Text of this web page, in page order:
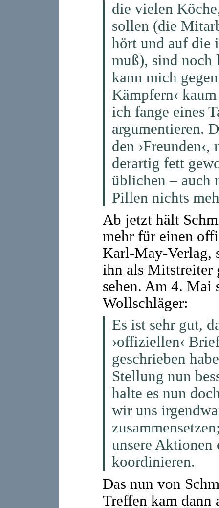
die vielen
sollen (die
hört und auf die
muß), sind noch
kann mich
Kämpfern‹
ich fange eines
argumentieren.
den
derartig fett
üblichen – auch
Pillen nichts
Ab jetzt hält
mehr für einen
Karl-May-Verlag,
ihn als Mitstreiter
sehen. Am 4. Mai
Wollschläger:
Es ist sehr gut,
›offiziellen‹
geschrieben
Stellung nun
halte es nun
wir uns
unsere Aktionen
koordinieren.
Das nun von
Treffen kam dann